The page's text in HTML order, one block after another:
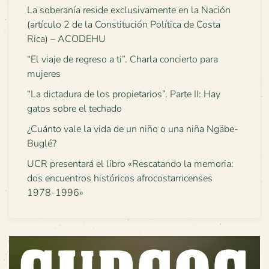
La soberanía reside exclusivamente en la Nación
(artículo 2 de la Constitución Política de Costa
Rica) – ACODEHU
“El viaje de regreso a ti”. Charla concierto para
mujeres
“La dictadura de los propietarios”. Parte II: Hay
gatos sobre el techado
¿Cuánto vale la vida de un niño o una niña Ngäbe-
Buglé?
UCR presentará el libro «Rescatando la memoria:
dos encuentros históricos afrocostarricenses
1978-1996»